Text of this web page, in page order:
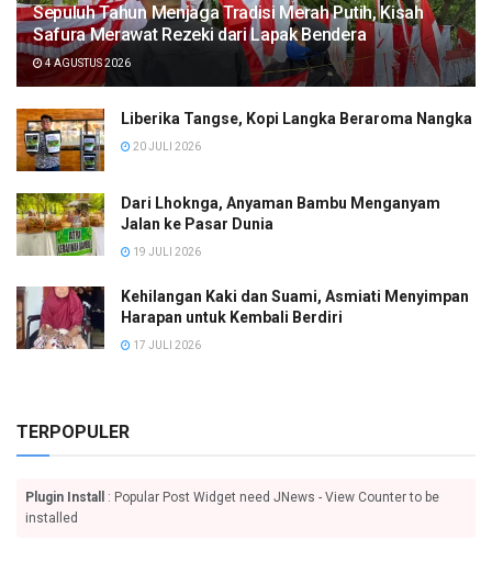
Sepuluh Tahun Menjaga Tradisi Merah Putih, Kisah
Safura Merawat Rezeki dari Lapak Bendera
4 AGUSTUS 2026
Liberika Tangse, Kopi Langka Beraroma Nangka
20 JULI 2026
Dari Lhoknga, Anyaman Bambu Menganyam
Jalan ke Pasar Dunia
19 JULI 2026
Kehilangan Kaki dan Suami, Asmiati Menyimpan
Harapan untuk Kembali Berdiri
17 JULI 2026
TERPOPULER
Plugin Install
: Popular Post Widget need JNews - View Counter to be
installed